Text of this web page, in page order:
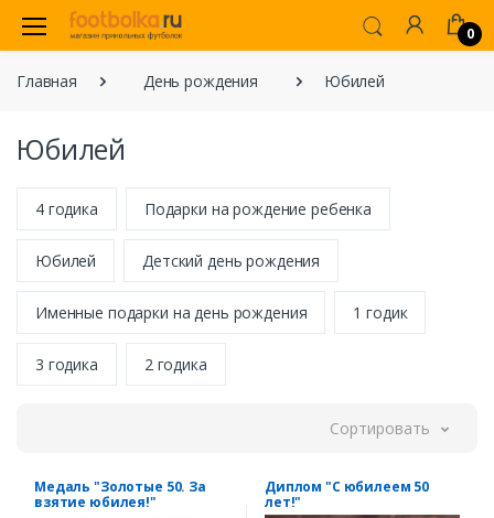
0
Главная День рождения Юбилей
Юбилей
4 годика Подарки на рождение ребенка
Юбилей Детский день рождения
Именные подарки на день рождения 1 годик
3 годика 2 годика
Сортировать
Медаль "Золотые 50. За
взятие юбилея!"
Диплом "С юбилеем 50
лет!"